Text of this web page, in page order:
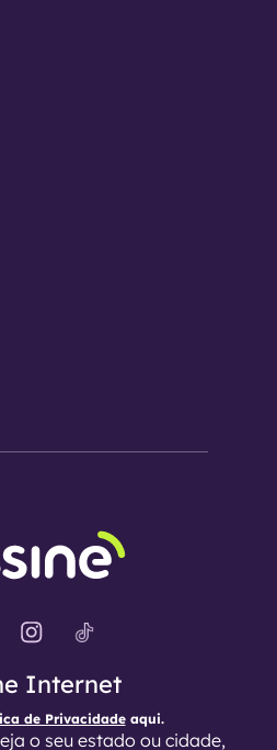
Internet
de Privacidadeaqui.
o seu estado ou cidade,